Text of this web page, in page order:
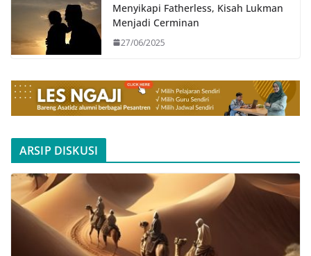
Menyikapi Fatherless, Kisah Lukman
Menjadi Cerminan
27/06/2025
ARSIP DISKUSI